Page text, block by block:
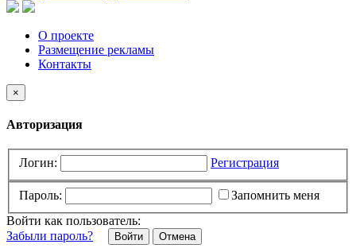
О проекте
Размещение рекламы
Контакты
×
Авторизация
Логин: Регистрация
Пароль:
Запомнить меня
Войти как пользователь:
Забыли пароль?
Отмена